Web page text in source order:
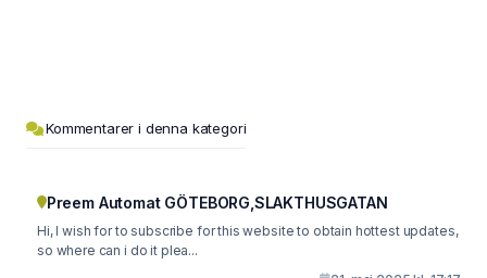
Kommentarer i denna kategori
Preem Automat GÖTEBORG,SLAKTHUSGATAN
Hi, I wish for to subscribe for this website to obtain hottest updates,
so where can i do it plea...